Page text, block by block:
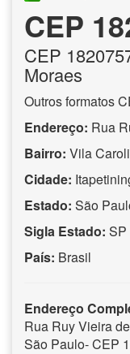
CEP
CEP
Moraes
Outros formatos
Endereço: Rua
Bairro: Vila
Cidade:
Estado: São
Sigla Estado: SP
País: Brasil
Endereço
Rua Ruy Vieira
São Paulo- CEP